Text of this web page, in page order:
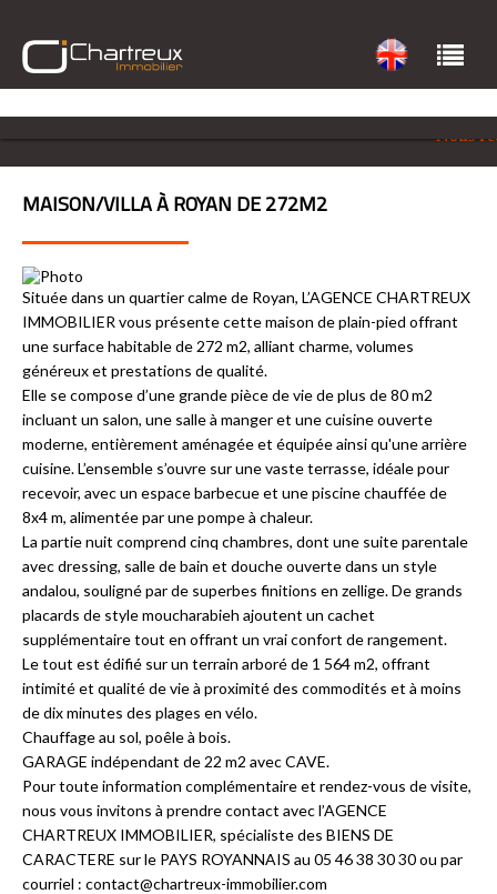
Nous
MAISON/VILLA À ROYAN DE 272M2
Située dans un quartier calme de Royan, L’AGENCE CHARTREUX
IMMOBILIER vous présente cette maison de plain-pied offrant
une surface habitable de 272 m2, alliant charme, volumes
généreux et prestations de qualité.
Elle se compose d’une grande pièce de vie de plus de 80 m2
incluant un salon, une salle à manger et une cuisine ouverte
moderne, entièrement aménagée et équipée ainsi qu'une arrière
cuisine. L’ensemble s’ouvre sur une vaste terrasse, idéale pour
recevoir, avec un espace barbecue et une piscine chauffée de
8x4 m, alimentée par une pompe à chaleur.
La partie nuit comprend cinq chambres, dont une suite parentale
avec dressing, salle de bain et douche ouverte dans un style
andalou, souligné par de superbes finitions en zellige. De grands
placards de style moucharabieh ajoutent un cachet
supplémentaire tout en offrant un vrai confort de rangement.
Le tout est édifié sur un terrain arboré de 1 564 m2, offrant
intimité et qualité de vie à proximité des commodités et à moins
de dix minutes des plages en vélo.
Chauffage au sol, poêle à bois.
GARAGE indépendant de 22 m2 avec CAVE.
Pour toute information complémentaire et rendez-vous de visite,
nous vous invitons à prendre contact avec l’AGENCE
CHARTREUX IMMOBILIER, spécialiste des BIENS DE
CARACTERE sur le PAYS ROYANNAIS au 05 46 38 30 30 ou par
courriel : contact@chartreux-immobilier.com